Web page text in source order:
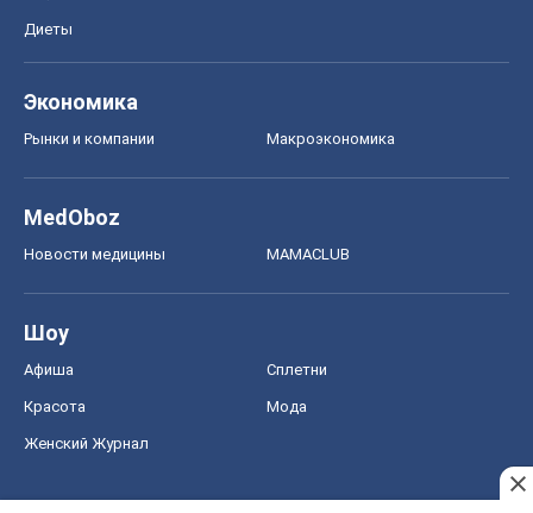
Диеты
Экономика
Рынки и компании Mакроэкономика
MedOboz
Новости медицины MAMACLUB
Шоу
Афиша Сплетни
Красота Мода
Женский Журнал